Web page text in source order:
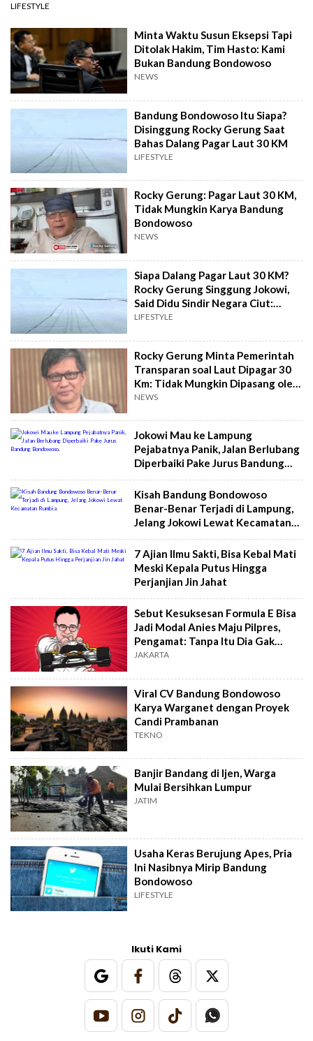
LIFESTYLE
Minta Waktu Susun Eksepsi Tapi
Ditolak Hakim, Tim Hasto: Kami
Bukan Bandung Bondowoso
NEWS
Bandung Bondowoso Itu Siapa?
Disinggung Rocky Gerung Saat
Bahas Dalang Pagar Laut 30 KM
LIFESTYLE
Rocky Gerung: Pagar Laut 30 KM,
Tidak Mungkin Karya Bandung
Bondowoso
NEWS
Siapa Dalang Pagar Laut 30 KM?
Rocky Gerung Singgung Jokowi,
Said Didu Sindir Negara Ciut:
Mustahil Bandung Bondowoso!
LIFESTYLE
Rocky Gerung Minta Pemerintah
Transparan soal Laut Dipagar 30
Km: Tidak Mungkin Dipasang oleh
Bandung Bondowoso Semalam
NEWS
Jokowi Mau ke Lampung
Pejabatnya Panik, Jalan Berlubang
Diperbaiki Pake Jurus Bandung
Bondowoso.
Kisah Bandung Bondowoso
Benar-Benar Terjadi di Lampung,
Jelang Jokowi Lewat Kecamatan
Rumbia
7 Ajian Ilmu Sakti, Bisa Kebal Mati
Meski Kepala Putus Hingga
Perjanjian Jin Jahat
Sebut Kesuksesan Formula E Bisa
Jadi Modal Anies Maju Pilpres,
Pengamat: Tanpa Itu Dia Gak
Punya Prestasi
JAKARTA
Viral CV Bandung Bondowoso
Karya Warganet dengan Proyek
Candi Prambanan
TEKNO
Banjir Bandang di Ijen, Warga
Mulai Bersihkan Lumpur
JATIM
Usaha Keras Berujung Apes, Pria
Ini Nasibnya Mirip Bandung
Bondowoso
LIFESTYLE
Ikuti Kami